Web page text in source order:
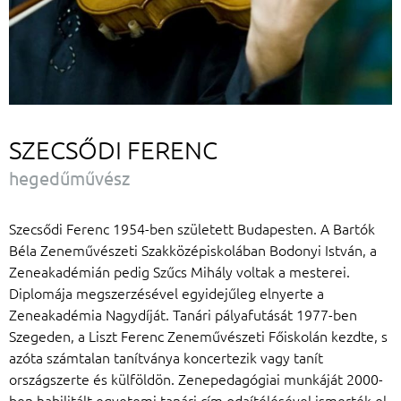
SZECSŐDI FERENC
hegedűművész
Szecsődi Ferenc 1954-ben született Budapesten. A Bartók
Béla Zeneművészeti Szakközépiskolában Bodonyi István, a
Zeneakadémián pedig Szűcs Mihály voltak a mesterei.
Diplomája megszerzésével egyidejűleg elnyerte a
Zeneakadémia Nagydíját. Tanári pályafutását 1977-ben
Szegeden, a Liszt Ferenc Zeneművészeti Főiskolán kezdte, s
azóta számtalan tanítványa koncertezik vagy tanít
országszerte és külföldön. Zenepedagógiai munkáját 2000-